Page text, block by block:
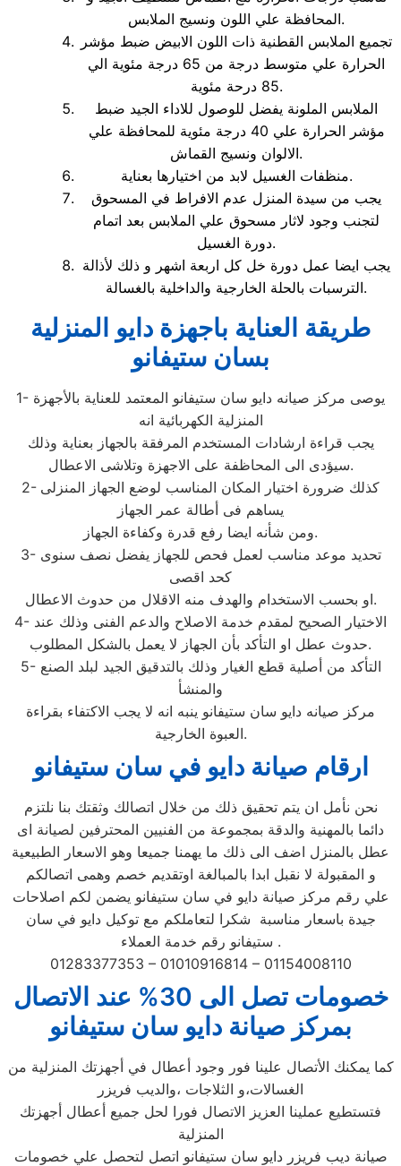
المحافظة علي اللون ونسيج الملابس.
تجميع الملابس القطنية ذات اللون الابيض ضبط مؤشر
الحرارة علي متوسط درجة من 65 درجة مئوية الي
85 درحة مئوية.
الملابس الملونة يفضل للوصول للاداء الجيد ضبط
مؤشر الحرارة علي 40 درجة مئوية للمحافظة علي
الالوان ونسيج القماش.
منظفات الغسيل لابد من اختيارها بعناية.
يجب من سيدة المنزل عدم الافراط في المسحوق
لتجنب وجود لاثار مسحوق علي الملابس بعد اتمام
دورة الغسيل.
يجب ايضا عمل دورة خل كل اربعة اشهر و ذلك لأذالة
الترسبات بالحلة الخارجية والداخلية بالغسالة.
طريقة العناية باجهزة دايو المنزلية
بسان ستيفانو
1- يوصى مركز صيانه دايو سان ستيفانو المعتمد للعناية بالأجهزة
المنزلية الكهربائية انه
يجب قراءة ارشادات المستخدم المرفقة بالجهاز بعناية وذلك
سيؤدى الى المحاظفة على الاجهزة وتلاشى الاعطال.
2- كذلك ضرورة اختيار المكان المناسب لوضع الجهاز المنزلى
يساهم فى أطالة عمر الجهاز
ومن شأنه ايضا رفع قدرة وكفاءة الجهاز.
3- تحديد موعد مناسب لعمل فحص للجهاز يفضل نصف سنوى
كحد اقصى
او بحسب الاستخدام والهدف منه الاقلال من حدوث الاعطال.
4- الاختيار الصحيح لمقدم خدمة الاصلاح والدعم الفنى وذلك عند
حدوث عطل او التأكد بأن الجهاز لا يعمل بالشكل المطلوب.
5- التأكد من أصلية قطع الغيار وذلك بالتدقيق الجيد لبلد الصنع
والمنشأ
مركز صيانه دايو سان ستيفانو ينبه انه لا يجب الاكتفاء بقراءة
العبوة الخارجية.
ارقام صيانة دايو في سان ستيفانو
نحن نأمل ان يتم تحقيق ذلك من خلال اتصالك وثقتك بنا نلتزم
دائما بالمهنية والدقة بمجموعة من الفنيين المحترفين لصيانة اى
عطل بالمنزل اضف الى ذلك ما يهمنا جميعا وهو الاسعار الطبيعية
و المقبولة لا نقبل ابدا بالمبالغة اوتقديم خصم وهمى اتصالكم
علي رقم مركز صيانة دايو في سان ستيفانو يضمن لكم اصلاحات
جيدة باسعار مناسبة شكرا لتعاملكم مع توكيل دايو في سان
ستيفانو رقم خدمة العملاء .
01283377353 – 01010916814 – 01154008110
خصومات تصل الى 30% عند الاتصال
بمركز صيانة دايو سان ستيفانو
كما يمكنك الأتصال علينا فور وجود أعطال في أجهزتك المنزلية من
الغسالات،و الثلاجات ،والديب فريزر
فتستطيع عملينا العزيز الاتصال فورا لحل جميع أعطال أجهزتك
المنزلية
صيانة ديب فريزر دايو سان ستيفانو اتصل لتحصل علي خصومات